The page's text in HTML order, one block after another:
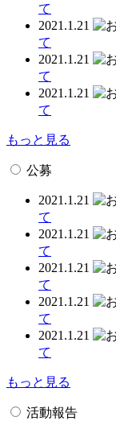
て
2021.1.21
て
2021.1.21
て
2021.1.21
て
もっと見る
公募
2021.1.21
て
2021.1.21
て
2021.1.21
て
2021.1.21
て
2021.1.21
て
もっと見る
活動報告